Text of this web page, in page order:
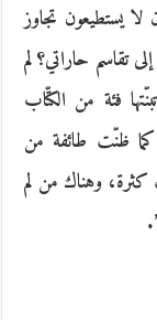
يستطيعون تجاوز
تقاسم حاراتي؟ لم
فئة من الكتّاب
كما ظنّت طائفة من
كثرة، وهناك من لم